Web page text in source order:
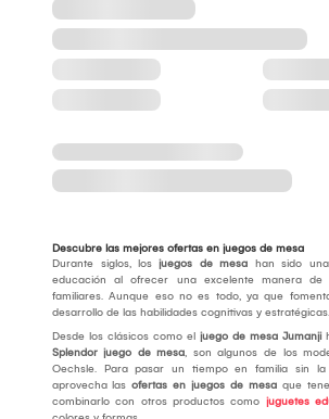
Descubre las mejores ofertas en juegos de mesa
Durante siglos, los juegos de mesa han sido
educación al ofrecer una excelente manera
familiares. Aunque eso no es todo, ya que
desarrollo de las habilidades cognitivas y estratégicas.
Desde los clásicos como el juego de mesa Jumanji
Splendor juego de mesa, son algunos de los
Oechsle. Para pasar un tiempo en familia sin
aprovecha las ofertas en juegos de mesa que
combinarlo con otros productos como juguetes